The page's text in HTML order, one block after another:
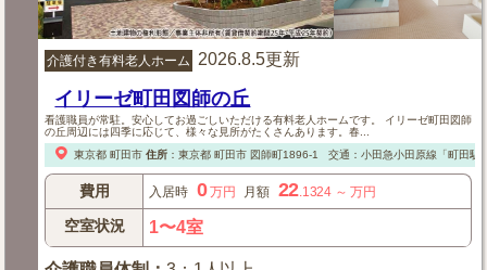
介護付き有料老人ホーム 2026.8.5更新
イリーゼ町田図師の丘
看護職員が常駐。安心してお過ごしいただける有料老人ホームです。 イリーゼ町田図師
の丘周辺には四季に応じて、様々な見所がたくさんあります。春...
東京都 町田市 住所： 東京都 町田市図師町1896-1 交通：小田急小田原線「町田駅
費用 入居時 0万円 月額 22 .1324 ～万円
空室状況 1〜4室